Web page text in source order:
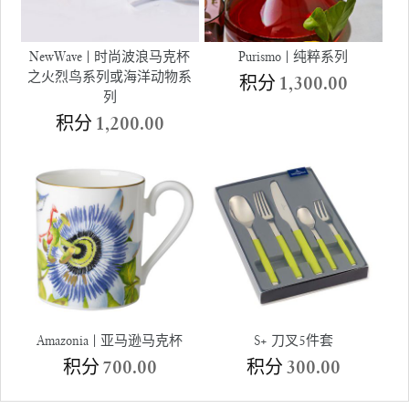
NewWave | 时尚波浪马克杯
之火烈鸟系列或海洋动物系
列
积分 1,200.00
Purismo | 纯粹系列
积分 1,300.00
Amazonia | 亚马逊马克杯
积分700.00
S+ 刀叉5件套
积分300.00